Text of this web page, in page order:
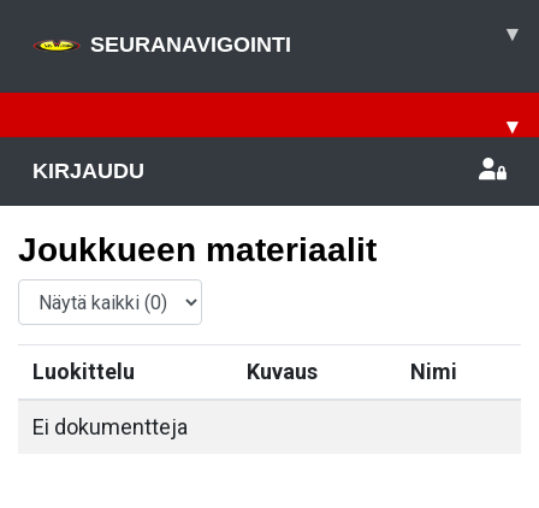
SEURANAVIGOINTI ▾
▾
KIRJAUDU
Joukkueen materiaalit
Luokittelu Kuvaus Nimi
Ei dokumentteja